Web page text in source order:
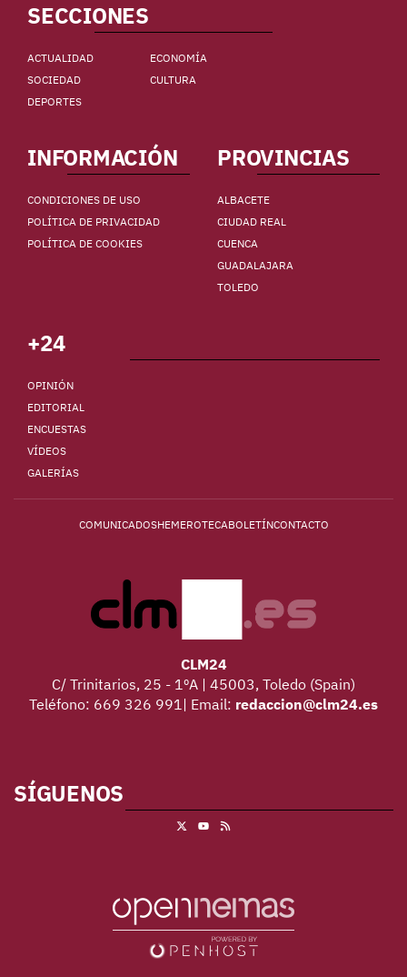
SECCIONES
ACTUALIDAD
ECONOMÍA
SOCIEDAD
CULTURA
DEPORTES
INFORMACIÓN
CONDICIONES DE USO
POLÍTICA DE PRIVACIDAD
POLÍTICA DE COOKIES
PROVINCIAS
ALBACETE
CIUDAD REAL
CUENCA
GUADALAJARA
TOLEDO
+24
OPINIÓN
EDITORIAL
ENCUESTAS
VÍDEOS
GALERÍAS
COMUNICADOSHEMEROTECABOLETÍNCONTACTO
CLM24
C/ Trinitarios, 25 - 1ºA | 45003, Toledo (Spain)
Teléfono: 669 326 991| Email: redaccion@clm24.es
SÍGUENOS